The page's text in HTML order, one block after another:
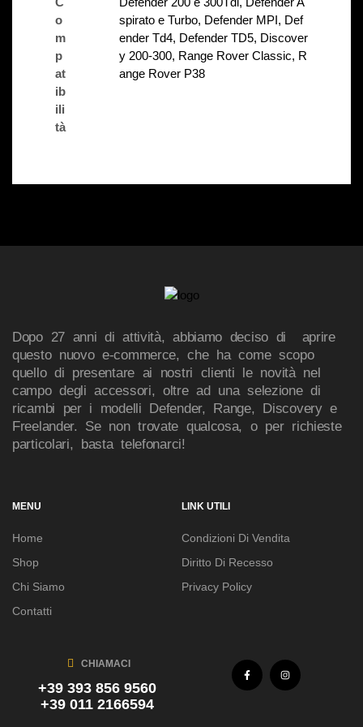
o
m
p
at
ib
ili
tà
spirato e Turbo, Defender MPI, Def
ender Td4, Defender TD5, Discover
y 200-300, Range Rover Classic, R
ange Rover P38
Dopo 27 anni di attività, abbiamo deciso di aprire
questo nuovo e-commerce, che ha come scopo
quello di presentare ai nostri clienti le novità nel
campo degli accessori, oltre ad una selezione di
ricambi per i modelli Defender, Range, Discovery e
Freelander. Se non trovate qualcosa, o per richieste
particolari, basta telefonarci!
MENU
Home
Shop
Chi Siamo
Contatti
LINK UTILI
Condizioni Di Vendita
Diritto Di Recesso
Privacy Policy
CHIAMACI
+39 393 856 9560
+39 011 2166594